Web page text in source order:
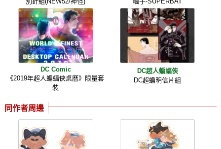
DC Comic
《2019年超人蝙蝠俠桌曆》限量套
裝
DC超人蝙蝠俠
DC超蝙明信片組
同作者周邊